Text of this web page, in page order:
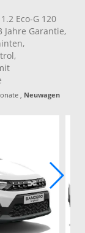
Eco-G 120
Jahre Garantie,
, Neuwagen